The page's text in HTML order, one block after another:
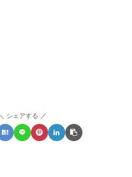
シェアする